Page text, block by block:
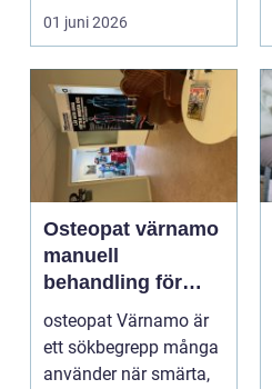
betonar balans, helhet
och...
01 juni 2026
Osteopat värnamo
manuell
behandling för
minskad smärta
och Ökad rörlighet
osteopat Värnamo är
ett sökbegrepp många
använder när smärta,